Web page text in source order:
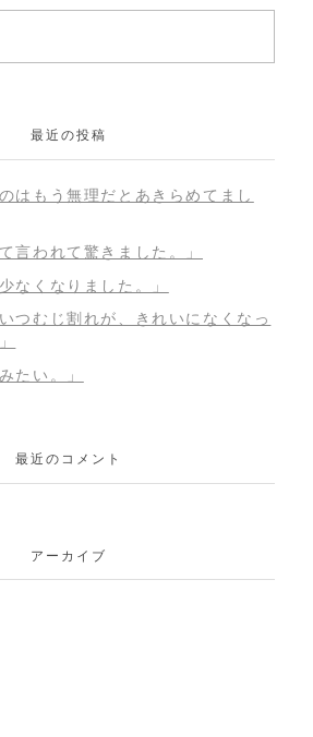
最近の投稿
はもう無理だとあきらめてまし
言われて驚きました。」
なくなりました。」
つむじ割れが、きれいになくなっ
たい。」
最近のコメント
アーカイブ